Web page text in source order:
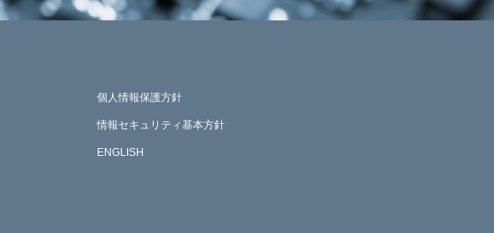
個人情報保護方針
情報セキュリティ基本方針
ENGLISH